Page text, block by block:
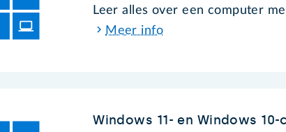
Leer alles over een computer
Meer info
Windows 11- en Windows